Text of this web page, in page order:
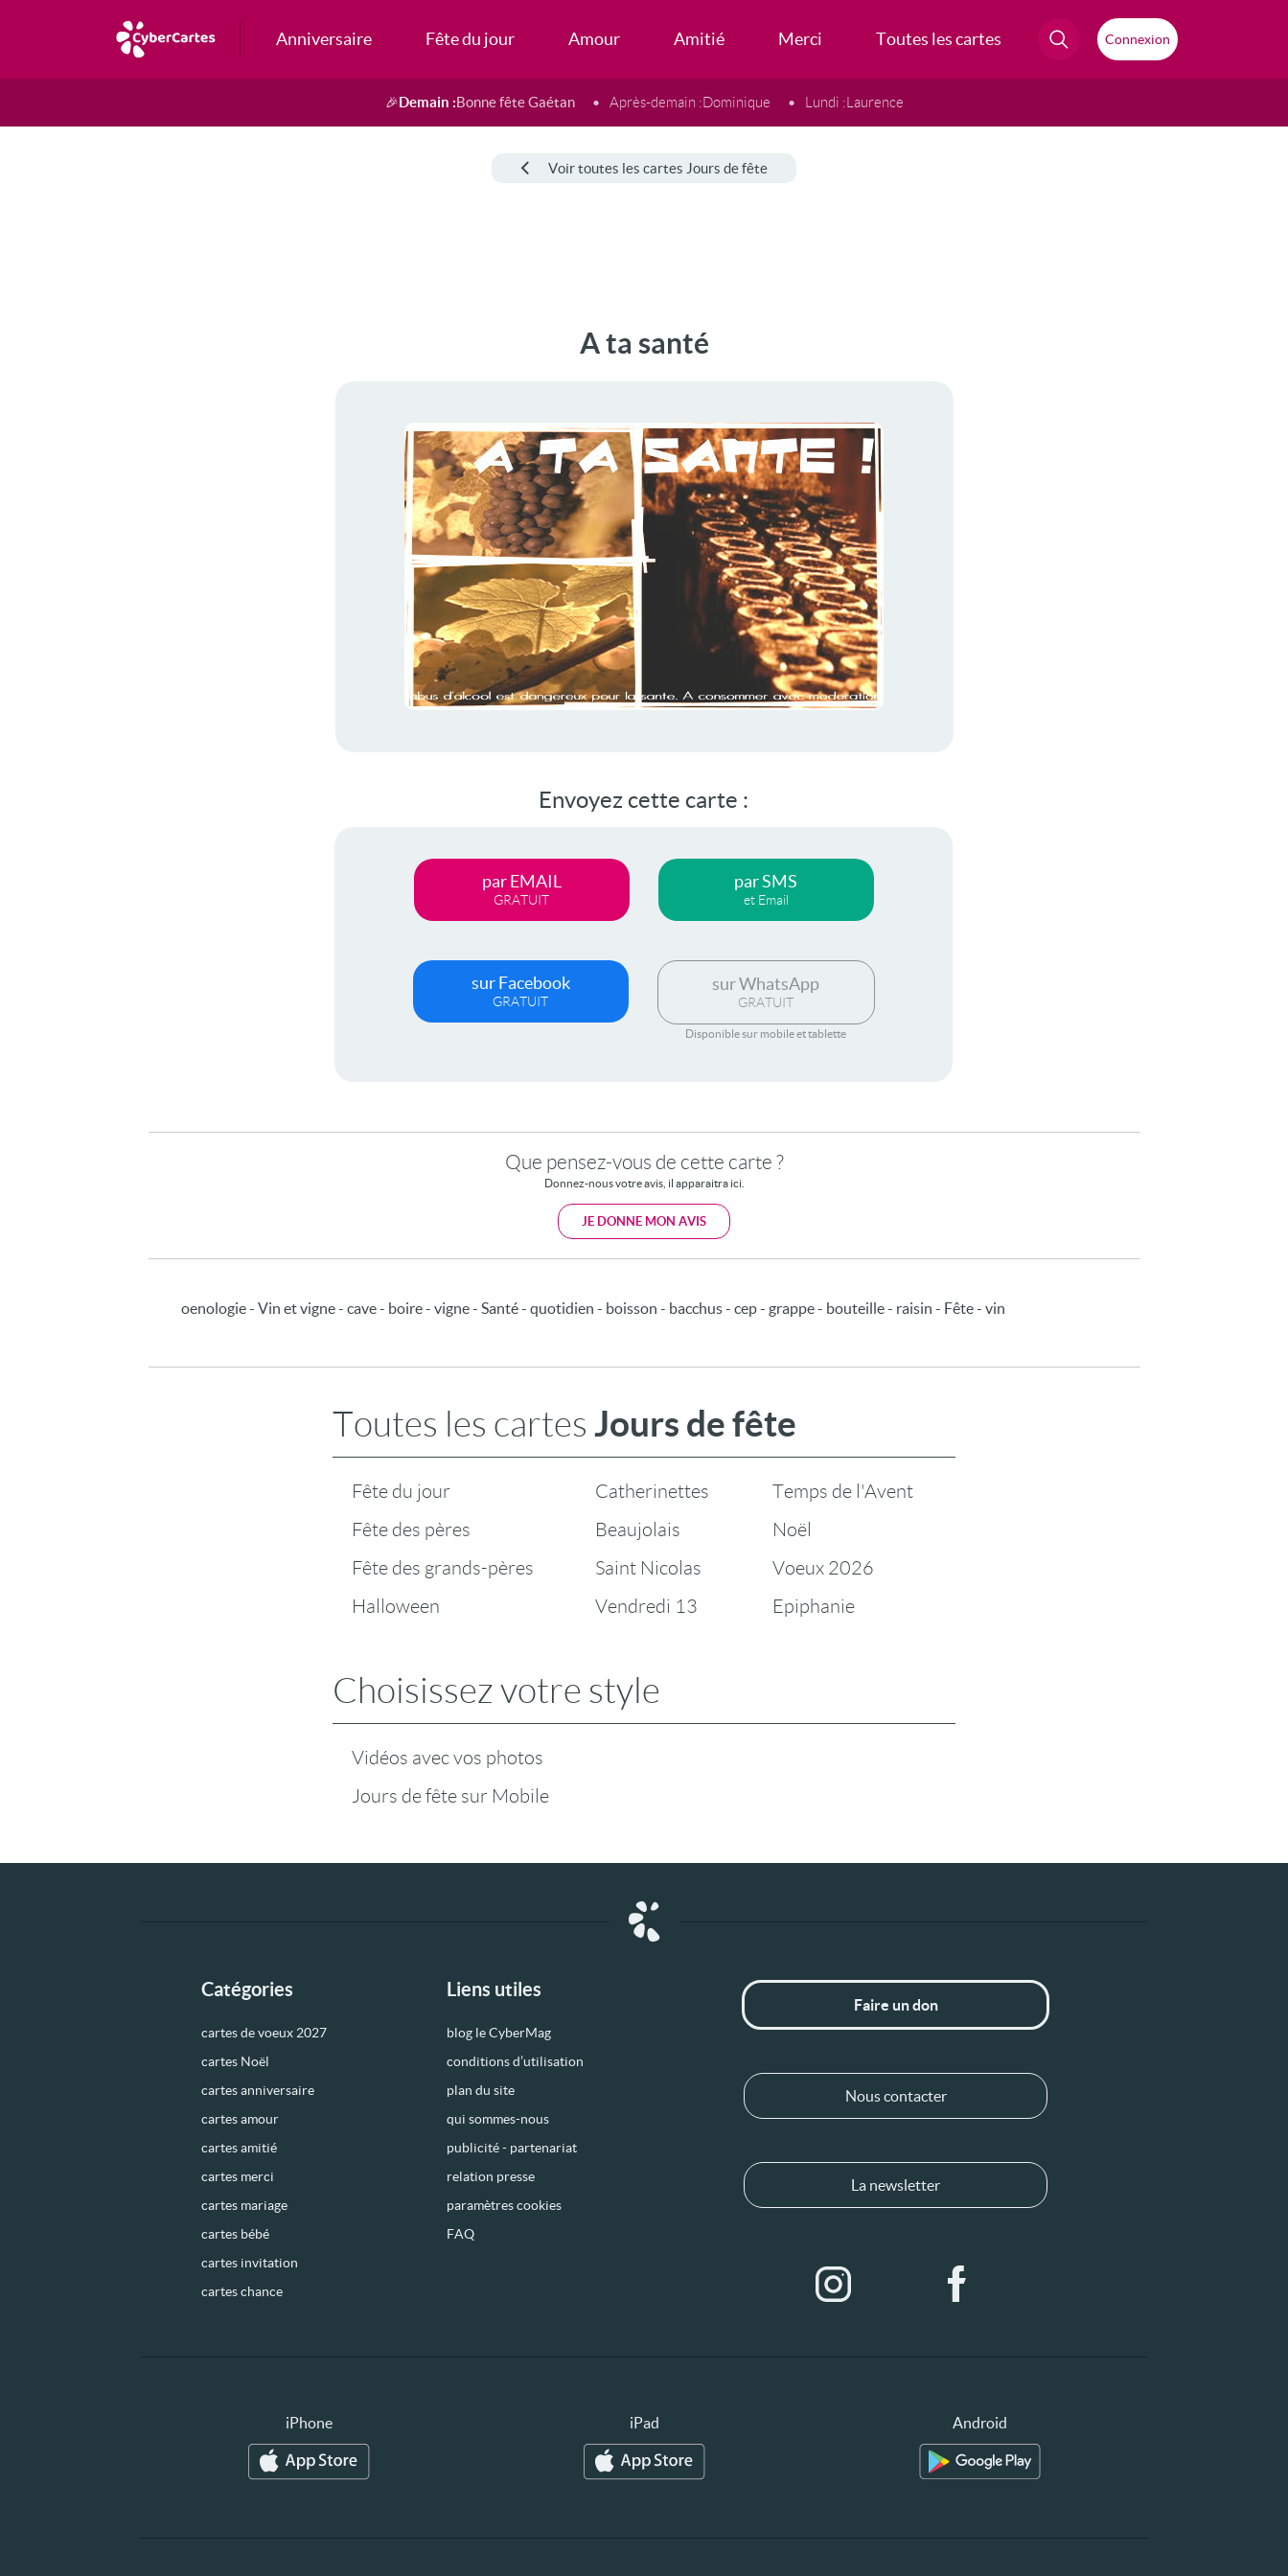
Anniversaire Fête du jour Amour Amitié Merci Toutes les cartes Connexion
🎉Demain :Bonne fête Gaétan Après-demain :Dominique Lundi :Laurence
Voir toutes les cartes Jours de fête
A ta santé
Envoyez cette carte :
par EMAIL
GRATUIT
par SMS
et Email
sur Facebook
GRATUIT
sur WhatsApp
GRATUIT
Disponible sur mobile et tablette
Que pensez-vous de cette carte ?
Donnez-nous votre avis, il apparaitra ici.
JE DONNE MON AVIS
oenologie - Vin et vigne - cave - boire - vigne - Santé - quotidien - boisson - bacchus - cep - grappe - bouteille - raisin - Fête - vin
Toutes les cartes Jours de fête
Fête du jour
Fête des pères
Fête des grands-pères
Halloween
Catherinettes
Beaujolais
Saint Nicolas
Vendredi 13
Temps de l'Avent
Noël
Voeux 2026
Epiphanie
Choisissez votre style
Vidéos avec vos photos
Jours de fête sur Mobile
Catégories
cartes de voeux 2027
cartes Noël
cartes anniversaire
cartes amour
cartes amitié
cartes merci
cartes mariage
cartes bébé
cartes invitation
cartes chance
Liens utiles
blog le CyberMag
conditions d’utilisation
plan du site
qui sommes-nous
publicité - partenariat
relation presse
paramètres cookies
FAQ
Faire un don
Nous contacter
La newsletter
iPhone iPad Android